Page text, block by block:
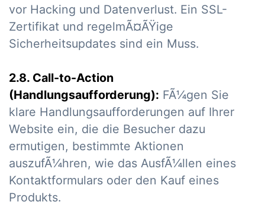
vor Hacking und Datenverlust. Ein SSL-
Zertifikat und regelmÃ¤ÃŸige
Sicherheitsupdates sind ein Muss.
2.8. Call-to-Action
(Handlungsaufforderung): FÃ¼gen Sie
klare Handlungsaufforderungen auf Ihrer
Website ein, die die Besucher dazu
ermutigen, bestimmte Aktionen
auszufÃ¼hren, wie das AusfÃ¼llen eines
Kontaktformulars oder den Kauf eines
Produkts.